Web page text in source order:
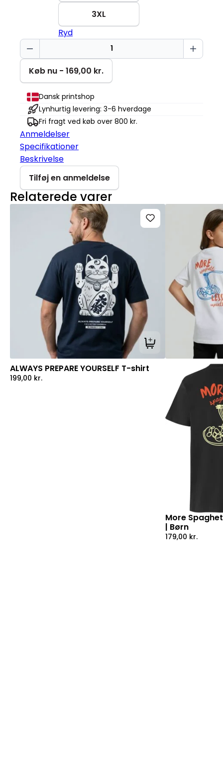
3XL
Ryd
Sarkasme
Creator
2.0
antal
Køb nu - 169,00 kr.
Dansk printshop
Lynhurtig levering: 3-6 hverdage
Fri fragt ved køb over 800 kr.
Anmeldelser
Specifikationer
Beskrivelse
Tilføj en anmeldelse
Relaterede varer
Tilføj til kurv
ALWAYS PREPARE YOURSELF T-shirt
199,00 kr.
More
| Børn
179,00 kr.